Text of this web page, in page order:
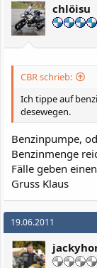
chlöisu
CBR schrieb:
Ich tippe auf
desewegen.
Benzinpumpe,
Benzinmenge
Fälle geben
Gruss Klaus
19.06.2011